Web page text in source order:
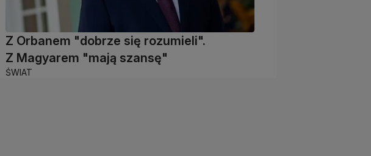
Z Orbanem "dobrze się rozumieli".
Z Magyarem "mają szansę"
ŚWIAT